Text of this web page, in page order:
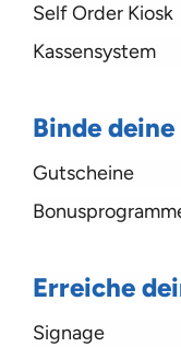
Self Order Kiosk
Kassensystem
Binde
Gutscheine
Erreiche
Signage